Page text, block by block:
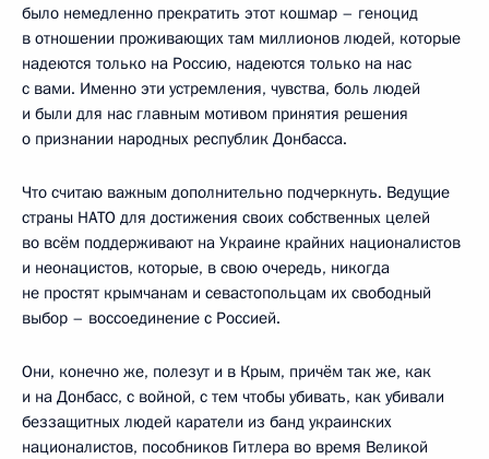
было немедленно прекратить этот кошмар – геноцид
в отношении проживающих там миллионов людей, которые
надеются только на Россию, надеются только на нас
с вами. Именно эти устремления, чувства, боль людей
и были для нас главным мотивом принятия решения
о признании народных республик Донбасса.
Что считаю важным дополнительно подчеркнуть. Ведущие
страны НАТО для достижения своих собственных целей
во всём поддерживают на Украине крайних националистов
и неонацистов, которые, в свою очередь, никогда
не простят крымчанам и севастопольцам их свободный
выбор – воссоединение с Россией.
Они, конечно же, полезут и в Крым, причём так же, как
и на Донбасс, с войной, с тем чтобы убивать, как убивали
беззащитных людей каратели из банд украинских
националистов, пособников Гитлера во время Великой